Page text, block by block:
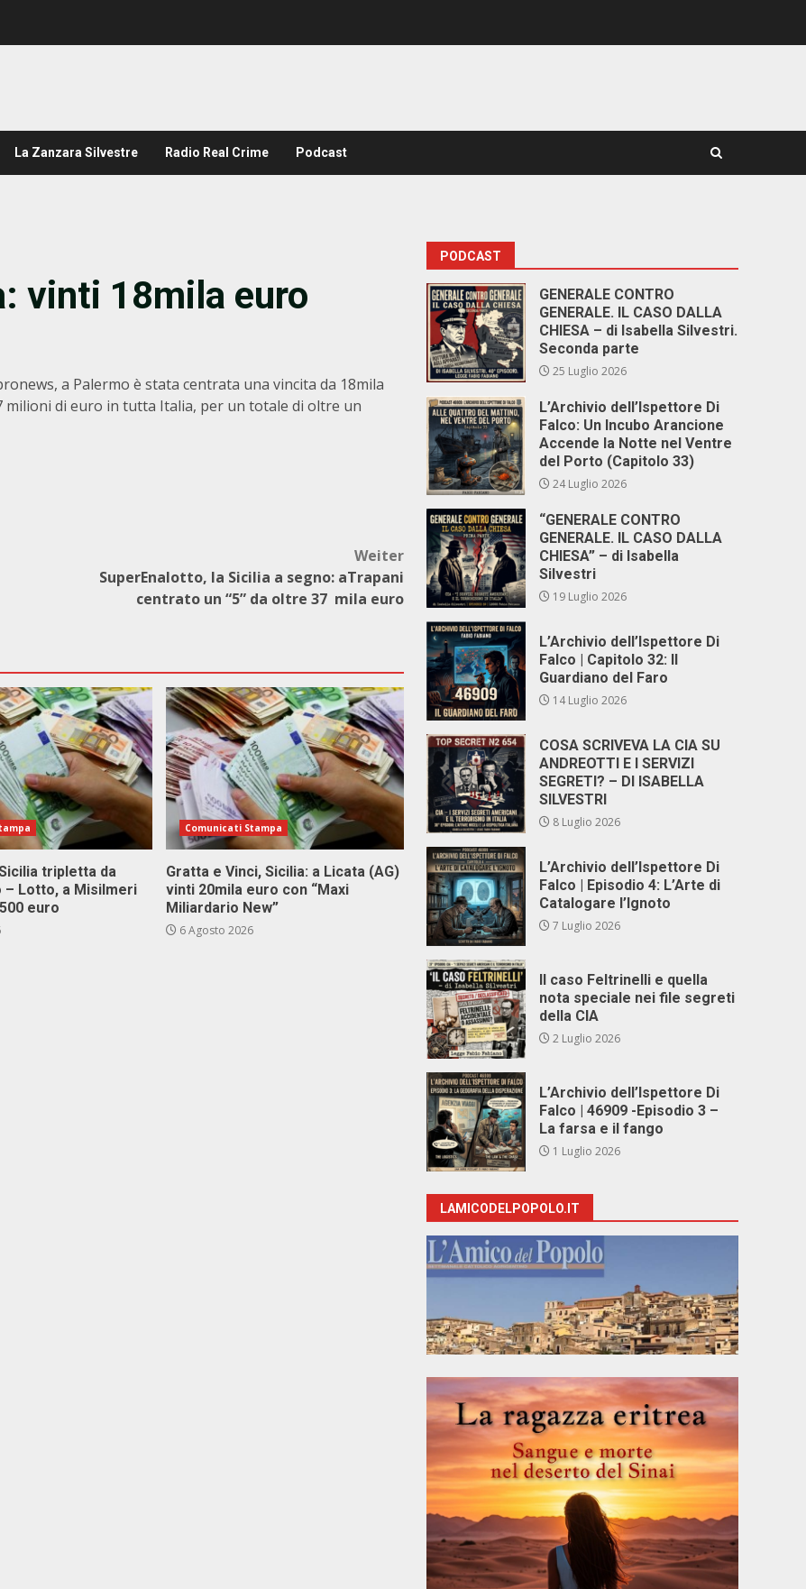
La Zanzara Silvestre Radio Real Crime Podcast
vinti 18mila euro
a Palermo è stata centrata una vincita da 18mila
di euro in tutta Italia, per un totale di oltre un
Weiter
SuperEnalotto, la Sicilia a segno: aTrapani
centrato un “5” da oltre 37 mila euro
tripletta da
– Lotto, a Misilmeri
euro
Comunicati Stampa
Gratta e Vinci, Sicilia: a Licata (AG)
vinti 20mila euro con “Maxi
Miliardario New”
6 Agosto 2026
PODCAST
GENERALE CONTRO
GENERALE. IL CASO DALLA
CHIESA – di Isabella Silvestri.
Seconda parte
25 Luglio 2026
L’Archivio dell’Ispettore Di
Falco: Un Incubo Arancione
Accende la Notte nel Ventre
del Porto (Capitolo 33)
24 Luglio 2026
“GENERALE CONTRO
GENERALE. IL CASO DALLA
CHIESA” – di Isabella
Silvestri
19 Luglio 2026
L’Archivio dell’Ispettore Di
Falco | Capitolo 32: Il
Guardiano del Faro
14 Luglio 2026
COSA SCRIVEVA LA CIA SU
ANDREOTTI E I SERVIZI
SEGRETI? – DI ISABELLA
SILVESTRI
8 Luglio 2026
L’Archivio dell’Ispettore Di
Falco | Episodio 4: L’Arte di
Catalogare l’Ignoto
7 Luglio 2026
Il caso Feltrinelli e quella
nota speciale nei file segreti
della CIA
2 Luglio 2026
L’Archivio dell’Ispettore Di
Falco | 46909 -Episodio 3 –
La farsa e il fango
1 Luglio 2026
LAMICODELPOPOLO.IT